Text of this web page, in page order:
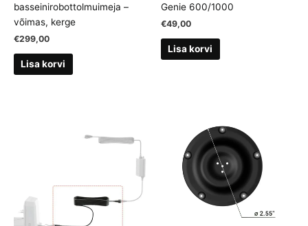
basseinirobottolmuimeja –
võimas, kerge
€299,00
Lisa korvi
Genie 600/1000
€49,00
Lisa korvi